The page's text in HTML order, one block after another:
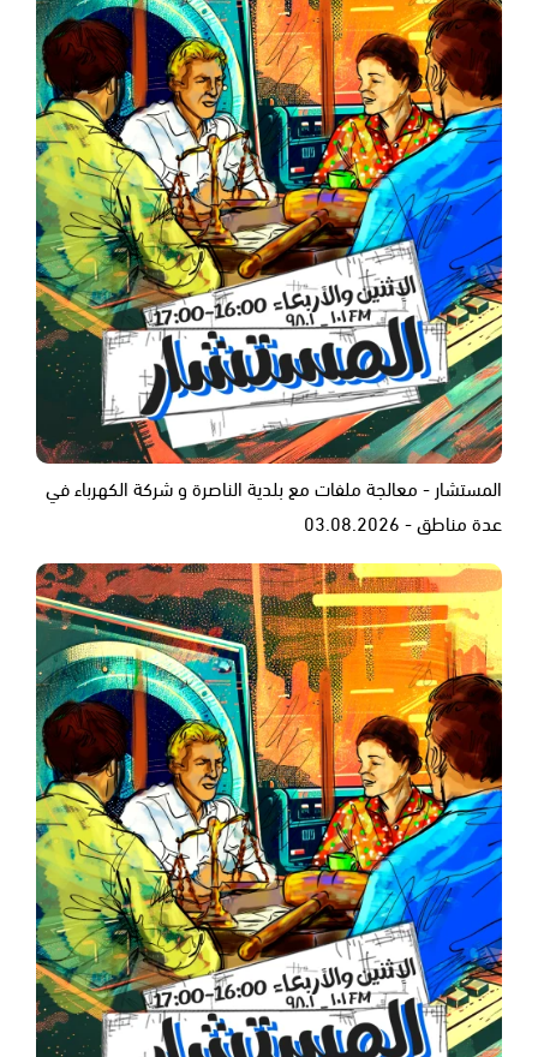
المستشار - معالجة ملفات مع بلدية الناصرة و شركة الكهرباء في
عدة مناطق - 03.08.2026